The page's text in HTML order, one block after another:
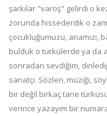
şarkılar "varoş" gelirdi o
zorunda hissederdik o
çocukluğumuzu, anamızı,
bulduk o türkülerde ya da
sonradan sevdiğim,
sanatçı. Sözleri, müziği,
bir değil birkaç tane
verince yazayım bir